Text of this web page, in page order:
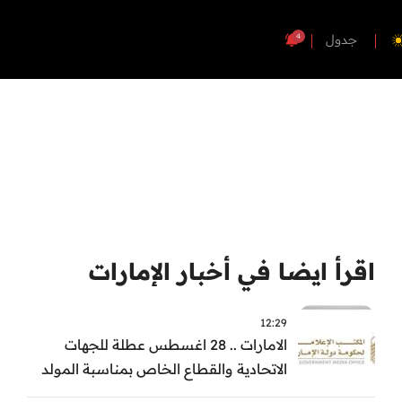
جدول 4
اقرأ ايضا في أخبار الإمارات
12:29
الامارات .. 28 اغسطس عطلة للجهات
الاتحادية والقطاع الخاص بمناسبة المولد
النبوي